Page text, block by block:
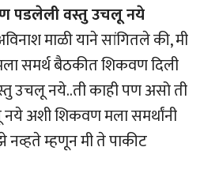
पडलेली वस्तु उचलू नये
माळी याने सांगितले की, मी
समर्थ बैठकीत शिकवण दिली
उचलू नये..ती काही पण असो ती
अशी शिकवण मला समर्थांनी
म्हणून मी ते पाकीट